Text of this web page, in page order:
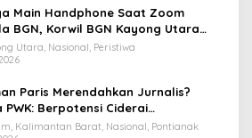
Main Handphone Saat Zoom
BGN, Korwil BGN Kayong Utara
Dimutasi ke Papua
Utara, Nasional, Peristiwa
Paris Merendahkan Jurnalis?
PWK: Berpotensi Ciderai
Kalimantan Barat, Nasional, Pontianak